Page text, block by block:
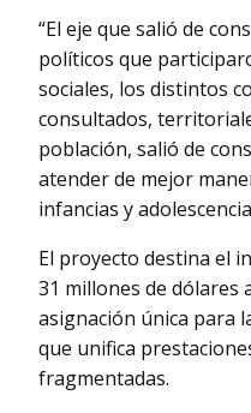
“El eje que salió de
políticos que
sociales, los distintos
consultados,
población, salió de
atender de mejor
infancias y
El proyecto destina el
31 millones de dólares
asignación única para
que unifica
fragmentadas.